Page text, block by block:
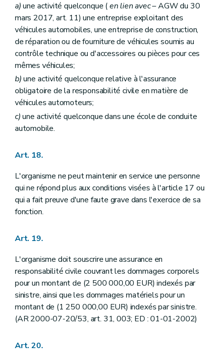
a)une activité quelconque (en lien avec– AGW du 30
mars 2017, art. 11) une entreprise exploitant des
véhicules automobiles, une entreprise de construction,
de réparation ou de fourniture de véhicules soumis au
contrôle technique ou d'accessoires ou pièces pour ces
mêmes véhicules;
b)une activité quelconque relative à l'assurance
obligatoire de la responsabilité civile en matière de
véhicules automoteurs;
c)une activité quelconque dans une école de conduite
automobile.
Art. 18.
L'organisme ne peut maintenir en service une personne
qui ne répond plus aux conditions visées à l'article 17 ou
qui a fait preuve d'une faute grave dans l'exercice de sa
fonction.
Art. 19.
L'organisme doit souscrire une assurance en
responsabilité civile couvrant les dommages corporels
pour un montant de (2 500 000,00 EUR) indexés par
sinistre, ainsi que les dommages matériels pour un
montant de (1 250 000,00 EUR) indexés par sinistre.
(AR 2000-07-20/53, art. 31, 003; ED : 01-01-2002)
Art. 20.